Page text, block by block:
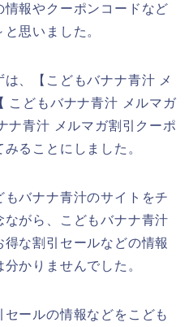
報やクーポンコードなど
思いました。
、【こどもバナナ青汁 メ
こどもバナナ青汁 メルマガ
ナ青汁 メルマガ割引クーポ
ることにしました。
バナナ青汁のサイトをチ
ながら、こどもバナナ青汁
な割引セールなどの情報
かりませんでした。
ールの情報などをこども